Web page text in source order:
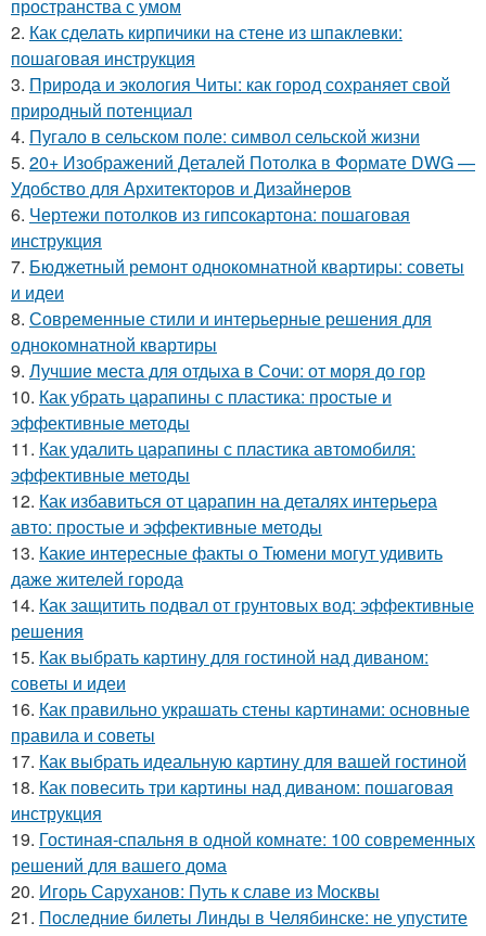
пространства с умом
2. Как сделать кирпичики на стене из шпаклевки:
пошаговая инструкция
3. Природа и экология Читы: как город сохраняет свой
природный потенциал
4. Пугало в сельском поле: символ сельской жизни
5. 20+ Изображений Деталей Потолка в Формате DWG —
Удобство для Архитекторов и Дизайнеров
6. Чертежи потолков из гипсокартона: пошаговая
инструкция
7. Бюджетный ремонт однокомнатной квартиры: советы
и идеи
8. Современные стили и интерьерные решения для
однокомнатной квартиры
9. Лучшие места для отдыха в Сочи: от моря до гор
10. Как убрать царапины с пластика: простые и
эффективные методы
11. Как удалить царапины с пластика автомобиля:
эффективные методы
12. Как избавиться от царапин на деталях интерьера
авто: простые и эффективные методы
13. Какие интересные факты о Тюмени могут удивить
даже жителей города
14. Как защитить подвал от грунтовых вод: эффективные
решения
15. Как выбрать картину для гостиной над диваном:
советы и идеи
16. Как правильно украшать стены картинами: основные
правила и советы
17. Как выбрать идеальную картину для вашей гостиной
18. Как повесить три картины над диваном: пошаговая
инструкция
19. Гостиная-спальня в одной комнате: 100 современных
решений для вашего дома
20. Игорь Саруханов: Путь к славе из Москвы
21. Последние билеты Линды в Челябинске: не упустите